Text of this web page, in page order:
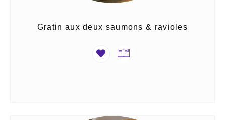
Gratin aux deux saumons & ravioles